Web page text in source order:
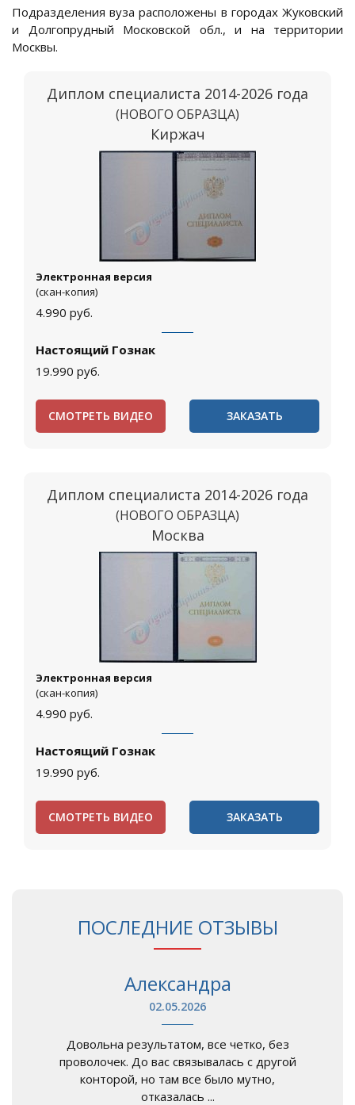
Подразделения вуза расположены в городах Жуковский
и Долгопрудный Московской обл., и на территории
Москвы.
Диплом специалиста 2014-2026 года
(НОВОГО ОБРАЗЦА)
Киржач
Электронная версия
(скан-копия)
4.990 руб.
Настоящий Гознак
19.990 руб.
СМОТРЕТЬ ВИДЕО ЗАКАЗАТЬ
Диплом специалиста 2014-2026 года
(НОВОГО ОБРАЗЦА)
Москва
Электронная версия
(скан-копия)
4.990 руб.
Настоящий Гознак
19.990 руб.
СМОТРЕТЬ ВИДЕО ЗАКАЗАТЬ
ПОСЛЕДНИЕ ОТЗЫВЫ
Александра
02.05.2026
Довольна результатом, все четко, без
проволочек. До вас связывалась с другой
конторой, но там все было мутно,
отказалась ...